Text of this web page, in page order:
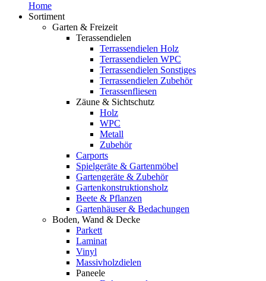
Home
Sortiment
Garten & Freizeit
Terassendielen
Terrassendielen Holz
Terrassendielen WPC
Terrassendielen Sonstiges
Terrassendielen Zubehör
Terassenfliesen
Zäune & Sichtschutz
Holz
WPC
Metall
Zubehör
Carports
Spielgeräte & Gartenmöbel
Gartengeräte & Zubehör
Gartenkonstruktionsholz
Beete & Pflanzen
Gartenhäuser & Bedachungen
Boden, Wand & Decke
Parkett
Laminat
Vinyl
Massivholzdielen
Paneele